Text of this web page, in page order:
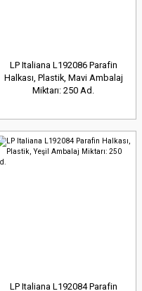
LP Italiana L192086 Parafin
Halkası, Plastik, Mavi Ambalaj
Miktarı: 250 Ad.
LP Italiana L192084 Parafin